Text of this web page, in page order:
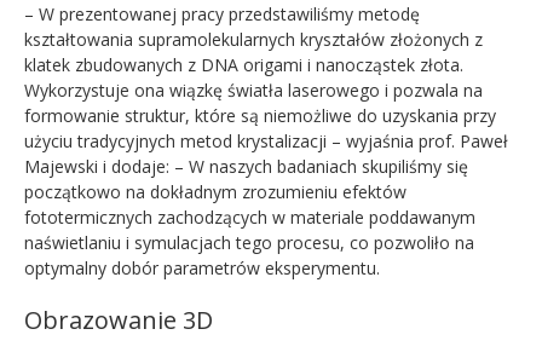
– W prezentowanej pracy przedstawiliśmy metodę
kształtowania supramolekularnych kryształów złożonych z
klatek zbudowanych z DNA origami i nanocząstek złota.
Wykorzystuje ona wiązkę światła laserowego i pozwala na
formowanie struktur, które są niemożliwe do uzyskania przy
użyciu tradycyjnych metod krystalizacji – wyjaśnia prof. Paweł
Majewski i dodaje: – W naszych badaniach skupiliśmy się
początkowo na dokładnym zrozumieniu efektów
fototermicznych zachodzących w materiale poddawanym
naświetlaniu i symulacjach tego procesu, co pozwoliło na
optymalny dobór parametrów eksperymentu.
Obrazowanie 3D